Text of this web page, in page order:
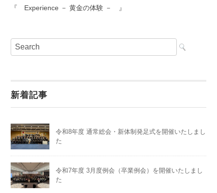
『 Experience － 黄金の体験 － 』
新着記事
令和8年度 通常総会・新体制発足式を開催いたしまし
た
令和7年度 3月度例会（卒業例会）を開催いたしまし
た